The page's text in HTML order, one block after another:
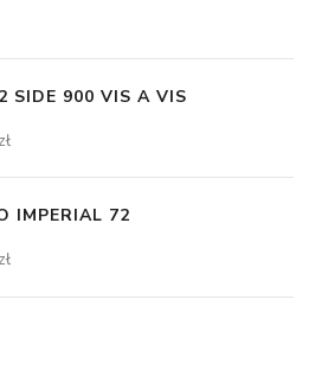
SIDE 900 VIS A VIS
zł
IMPERIAL 72
zł